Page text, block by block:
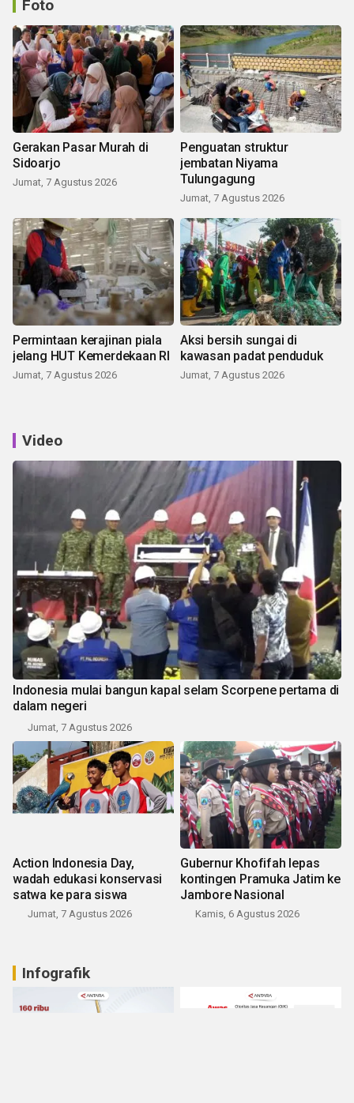
Foto
Gerakan Pasar Murah di
Sidoarjo
Jumat, 7 Agustus 2026
Penguatan struktur
jembatan Niyama
Tulungagung
Jumat, 7 Agustus 2026
Permintaan kerajinan piala
jelang HUT Kemerdekaan RI
Jumat, 7 Agustus 2026
Aksi bersih sungai di
kawasan padat penduduk
Jumat, 7 Agustus 2026
Video
Indonesia mulai bangun kapal selam Scorpene pertama di
dalam negeri
Jumat, 7 Agustus 2026
Action Indonesia Day,
wadah edukasi konservasi
satwa ke para siswa
Jumat, 7 Agustus 2026
Gubernur Khofifah lepas
kontingen Pramuka Jatim ke
Jambore Nasional
Kamis, 6 Agustus 2026
Infografik